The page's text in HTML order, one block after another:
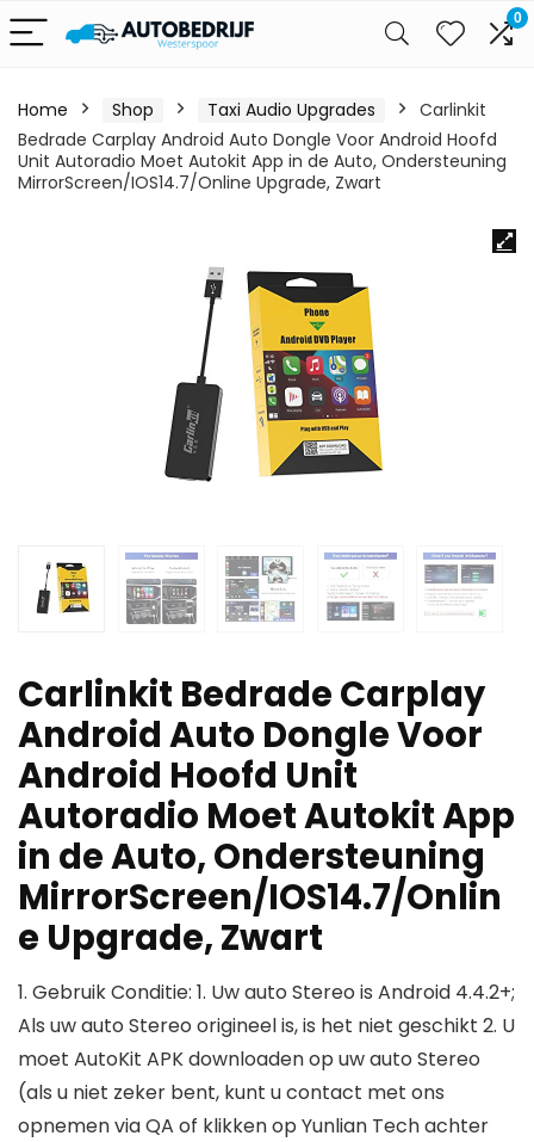
0
Home Shop Taxi Audio Upgrades
Carlinkit
Bedrade Carplay Android Auto Dongle Voor Android Hoofd
Unit Autoradio Moet Autokit App in de Auto, Ondersteuning
MirrorScreen/IOS14.7/Online Upgrade, Zwart
Carlinkit Bedrade Carplay
Android Auto Dongle Voor
Android Hoofd Unit
Autoradio Moet Autokit App
in de Auto, Ondersteuning
MirrorScreen/IOS14.7/Onlin
e Upgrade, Zwart
1. Gebruik Conditie: 1. Uw auto Stereo is Android 4.4.2+;
Als uw auto Stereo origineel is, is het niet geschikt 2. U
moet AutoKit APK downloaden op uw auto Stereo
(als u niet zeker bent, kunt u contact met ons
opnemen via QA of klikken op Yunlian Tech achter